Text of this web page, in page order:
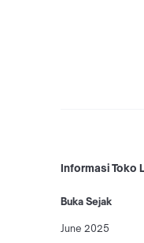
Informasi Toko
Buka Sejak
June 2025